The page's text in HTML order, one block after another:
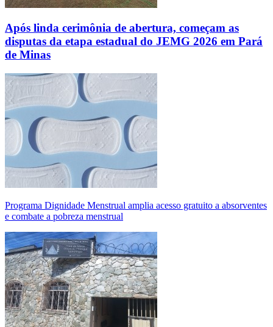
Após linda cerimônia de abertura, começam as
disputas da etapa estadual do JEMG 2026 em Pará
de Minas
Programa Dignidade Menstrual amplia acesso gratuito a absorventes
e combate a pobreza menstrual